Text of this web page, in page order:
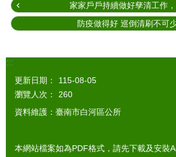
家家戶戶持續做好孳清工作，
防疫做得好 巡倒清刷不可
:::
更新日期：
115-08-05
瀏覽人次：
260
資料維護：臺南市白河區公所
本網站檔案如為PDF格式，請先下載及安裝